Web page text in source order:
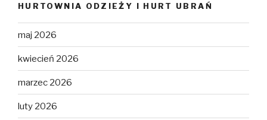
HURTOWNIA ODZIEŻY I HURT UBRAŃ
maj 2026
kwiecień 2026
marzec 2026
luty 2026